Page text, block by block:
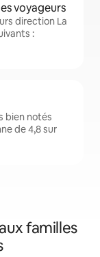
voyageurs
direction La
:
bien notés
de 4,8 sur
familles